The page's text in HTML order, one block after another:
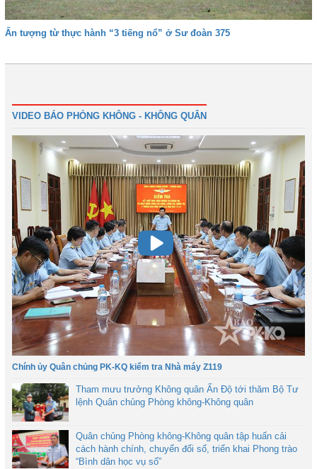
Ấn tượng từ thực hành “3 tiếng nổ” ở Sư đoàn 375
VIDEO BÁO PHÒNG KHÔNG - KHÔNG QUÂN
Chính ủy Quân chủng PK-KQ kiểm tra Nhà máy Z119
Tham mưu trưởng Không quân Ấn Độ tới thăm Bộ Tư
lệnh Quân chủng Phòng không-Không quân
Quân chủng Phòng không-Không quân tập huấn cải
cách hành chính, chuyển đổi số, triển khai Phong trào
“Bình dân học vụ số”